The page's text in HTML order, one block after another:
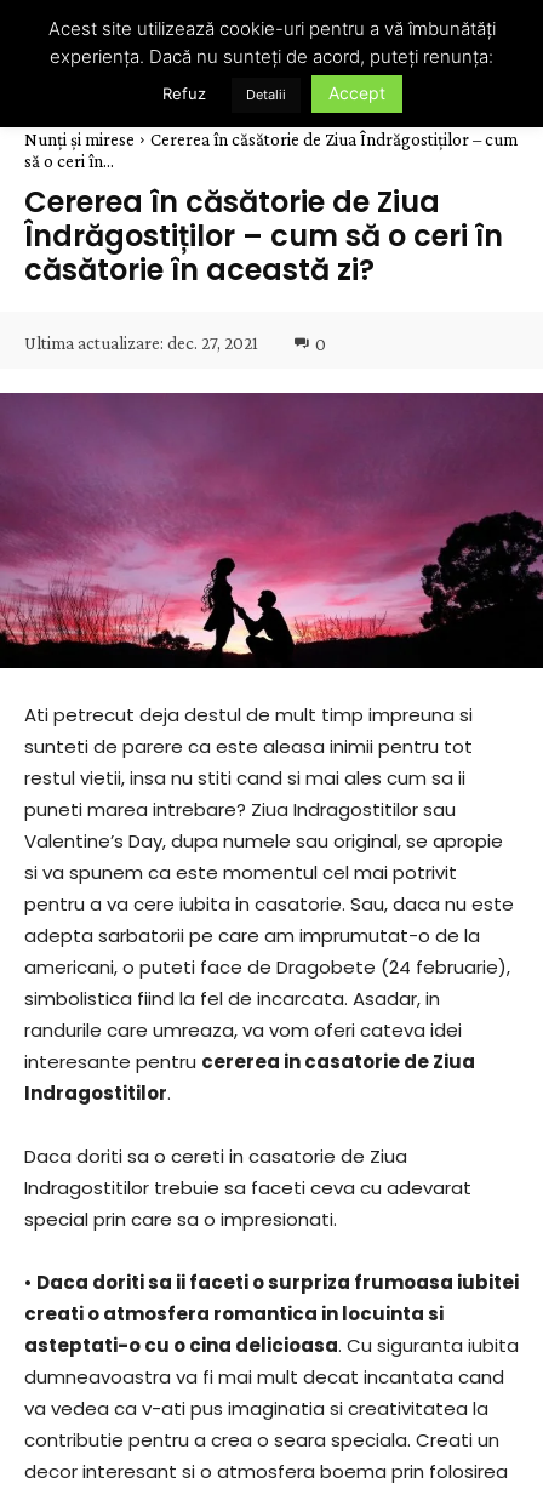
Nunți și mirese
Cererea în căsătorie de Ziua Îndrăgostiților – cum
să o ceri în...
Cererea în căsătorie de Ziua
Îndrăgostiților – cum să o ceri în
căsătorie în această zi?
Ultima actualizare: dec. 27, 2021 0
Ati petrecut deja destul de mult timp impreuna si
sunteti de parere ca este aleasa inimii pentru tot
restul vietii, insa nu stiti cand si mai ales cum sa ii
puneti marea intrebare? Ziua Indragostitilor sau
Valentine’s Day, dupa numele sau original, se apropie
si va spunem ca este momentul cel mai potrivit
pentru a va cere iubita in casatorie. Sau, daca nu este
adepta sarbatorii pe care am imprumutat-o de la
americani, o puteti face de Dragobete (24 februarie),
simbolistica fiind la fel de incarcata. Asadar, in
randurile care umreaza, va vom oferi cateva idei
interesante pentru cererea in casatorie de Ziua
Indragostitilor.
Daca doriti sa o cereti in casatorie de Ziua
Indragostitilor trebuie sa faceti ceva cu adevarat
special prin care sa o impresionati.
• Daca doriti sa ii faceti o surpriza frumoasa iubitei
creati o atmosfera romantica in locuinta si
asteptati-o cu o cina delicioasa. Cu siguranta iubita
dumneavoastra va fi mai mult decat incantata cand
va vedea ca v-ati pus imaginatia si creativitatea la
contributie pentru a crea o seara speciala. Creati un
decor interesant si o atmosfera boema prin folosirea
Acest site utilizează cookie-uri pentru a vă îmbunătăți
experiența. Dacă nu sunteți de acord, puteți renunța:
Refuz Detalii Accept